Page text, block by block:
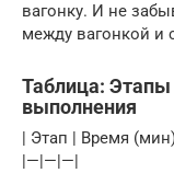
вагонку. И не
между вагонкой и
Таблица:
выполнения
| Этап | Время
|—|—|—|